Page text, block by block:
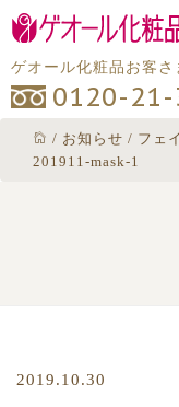
ゲオール化粧品お客さ
0120-
/ お知らせ / フェ
201911-mask-1
2019.10.30